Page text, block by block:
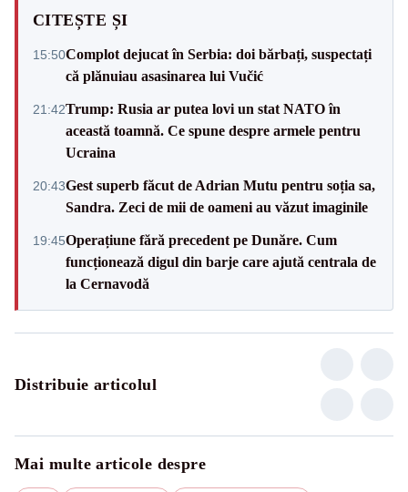
CITEȘTE ȘI
15:50Complot dejucat în Serbia: doi bărbați, suspectați
că plănuiau asasinarea lui Vučić
21:42Trump: Rusia ar putea lovi un stat NATO în
această toamnă. Ce spune despre armele pentru
Ucraina
20:43Gest superb făcut de Adrian Mutu pentru soția sa,
Sandra. Zeci de mii de oameni au văzut imaginile
19:45Operațiune fără precedent pe Dunăre. Cum
funcționează digul din barje care ajută centrala de
la Cernavodă
Distribuie articolul
Mai multe articole despre